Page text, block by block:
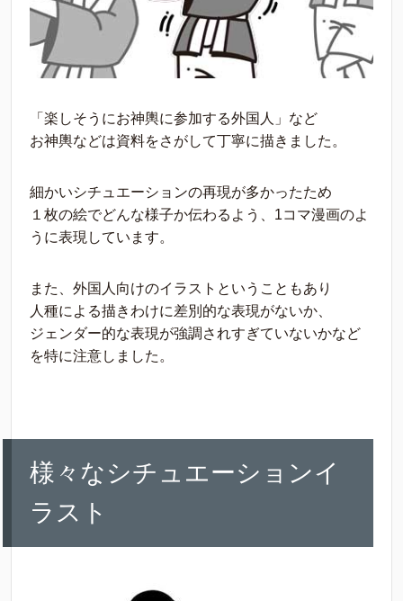
「楽しそうにお神輿に参加する外国人」など
お神輿などは資料をさがして丁寧に描きました。
細かいシチュエーションの再現が多かったため
１枚の絵でどんな様子か伝わるよう、1コマ漫画のよ
うに表現しています。
また、外国人向けのイラストということもあり
人種による描きわけに差別的な表現がないか、
ジェンダー的な表現が強調されすぎていないかなど
を特に注意しました。
様々なシチュエーションイ
ラスト